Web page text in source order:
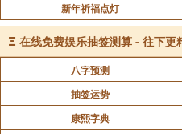
《易经》第十四卦 大有
《易经》第十五卦 谦 地
《易经》第十六卦 豫 雷
新年祈福点灯
Ξ 在线免费娱乐抽签测算 - 往下更
八字预测
抽签运势
康熙字典